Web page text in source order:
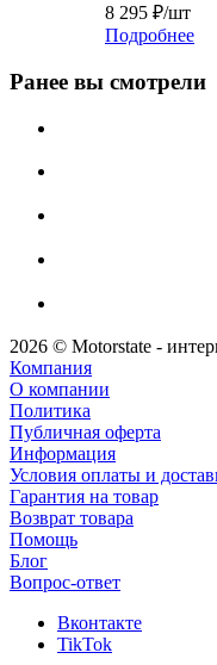
8 295 ₽/шт
Подробнее
Ранее вы смотрели
2026 © Motorstate -
Компания
О компании
Политика
Публичная оферта
Информация
Условия оплаты и
Гарантия на товар
Возврат товара
Помощь
Блог
Вопрос-ответ
Вконтакте
TikTok